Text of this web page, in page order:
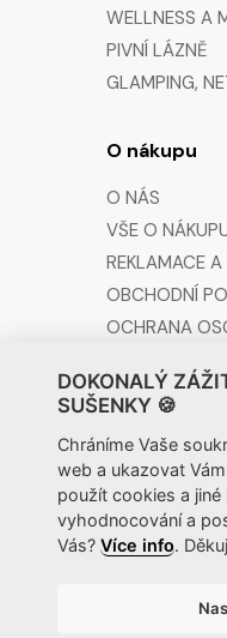
WELLNESS A
PIVNÍ LÁZNĚ
GLAMPING,
O nákupu
O NÁS
VŠE O
REKLAMACE
OBCHODNÍ
OCHRANA
Kontakt
603 489
DOKONALÝ
SUŠENKY 🍪
Chráníme Vaše
web a ukazovat
použít cookies a
vyhodnocování a
Vás?Více info.